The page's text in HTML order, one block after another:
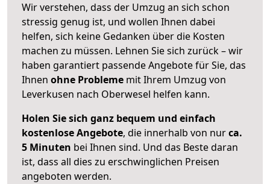
Wir verstehen, dass der Umzug an sich schon
stressig genug ist, und wollen Ihnen dabei
helfen, sich keine Gedanken über die Kosten
machen zu müssen. Lehnen Sie sich zurück – wir
haben garantiert passende Angebote für Sie, das
Ihnen ohne Probleme mit Ihrem Umzug von
Leverkusen nach Oberwesel helfen kann.
Holen Sie sich ganz bequem und einfach
kostenlose Angebote, die innerhalb von nurca.
5 Minuten bei Ihnen sind. Und das Beste daran
ist, dass all dies zu erschwinglichen Preisen
angeboten werden.